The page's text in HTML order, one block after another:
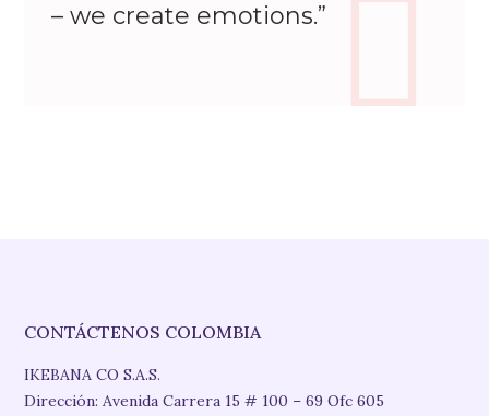
– we create emotions.”
CONTÁCTENOS COLOMBIA
IKEBANA CO S.A.S.
Dirección: Avenida Carrera 15 # 100 – 69 Ofc 605